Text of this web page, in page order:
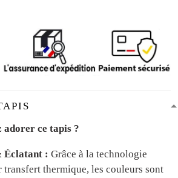
adorer ce tapis ?
Éclatant : Grâce à la technologie
transfert thermique, les couleurs sont